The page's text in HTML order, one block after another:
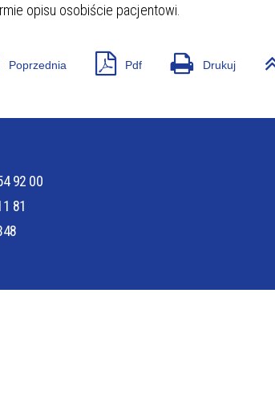
PACJENTA ODWIEDZINY
opisu osobiście pacjentowi.
Poprzednia Pdf Drukuj
92 00
81